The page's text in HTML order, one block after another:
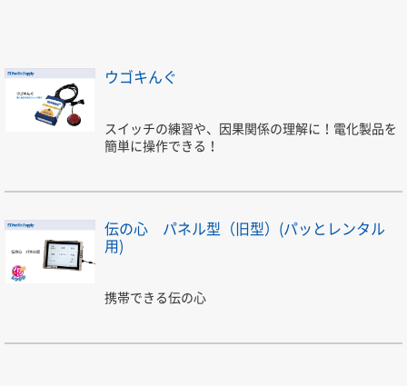
ウゴキんぐ
スイッチの練習や、因果関係の理解に！電化製品を
簡単に操作できる！
伝の心 パネル型（旧型）(パッとレンタル
用)
携帯できる伝の心